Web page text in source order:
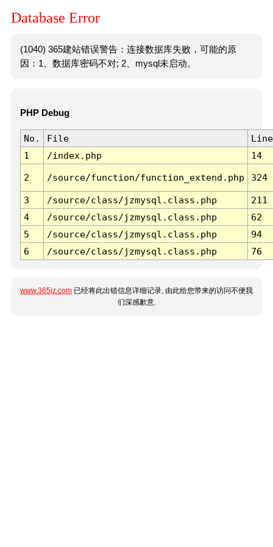
Database Error
(1040) 365建站错误警告：连接数据库失败，可能的原
因：1、数据库密码不对; 2、mysql未启动。
PHP Debug
No. File
Line
1
/index.php 14
2 /source/function/function_extend.php 324
3 /source/class/jzmysql.class.php
211
4
/source/class/jzmysql.class.php
62
5
/source/class/jzmysql.class.php
94
6
/source/class/jzmysql.class.php 76
www.365jz.com 已经将此出错信息详细记录, 由此给您带来的访问不便我
们深感歉意.